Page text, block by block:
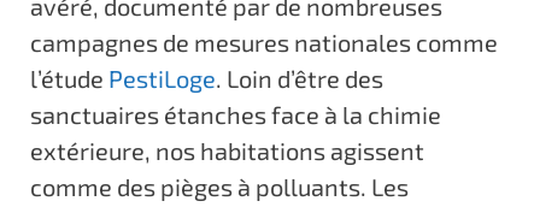
avéré, documenté par de nombreuses
campagnes de mesures nationales comme
l’étude PestiLoge. Loin d’être des
sanctuaires étanches face à la chimie
extérieure, nos habitations agissent
comme des pièges à polluants. Les